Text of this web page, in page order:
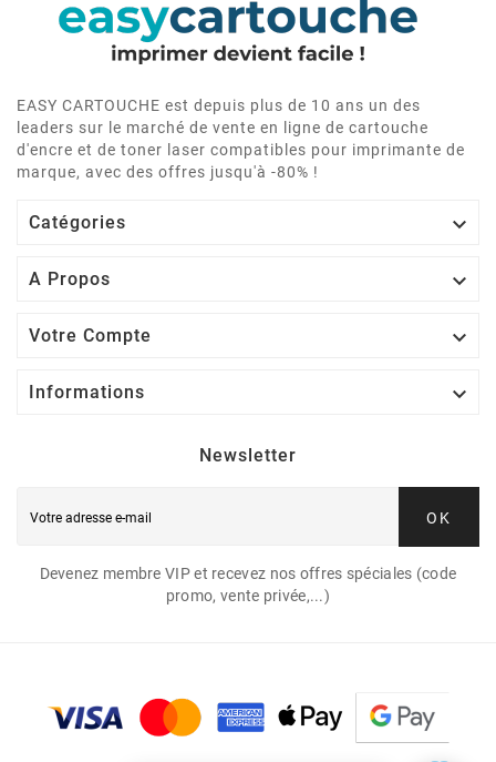
EASY CARTOUCHE est depuis plus de 10 ans un des
leaders sur le marché de vente en ligne de cartouche
d'encre et de toner laser compatibles pour imprimante de
marque, avec des offres jusqu'à -80% !
Catégories 
A Propos 
Votre Compte 
Informations 
Newsletter
OK
Devenez membre VIP et recevez nos offres spéciales (code
promo, vente privée,...)